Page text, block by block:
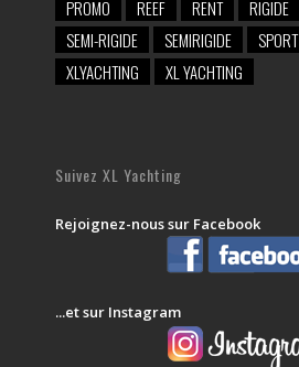
PROMO
REEF RENT RIGIDE
SEMI-RIGIDE
SEMIRIGIDE SPORT
XLYACHTING
XL YACHTING
Suivez XL Yachting
Rejoignez-nous sur Facebook
...et sur Instagram